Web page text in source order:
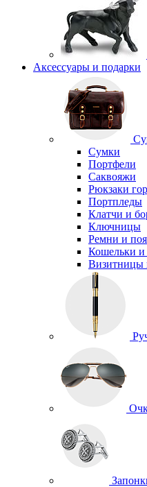
Аксессуары и подарки
Сумки
Портфели
Саквояжи
Рюкзаки
Портпледы
Клатчи и
Ключницы
Ремни и
Кошельки и
Визитницы